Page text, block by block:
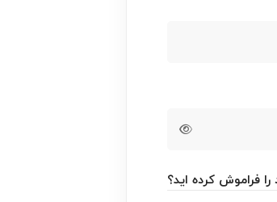
فراموش کرده اید؟